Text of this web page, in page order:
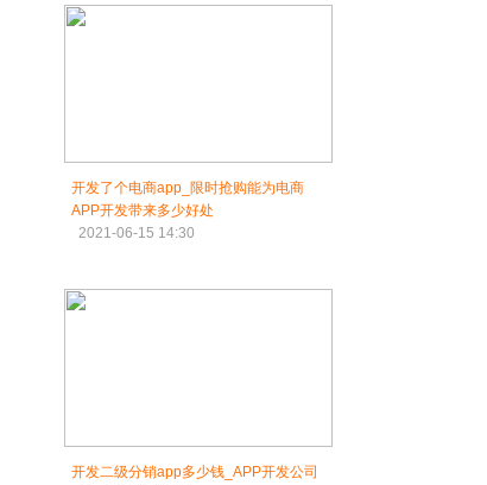
开发了个电商app_限时抢购能为电商
APP开发带来多少好处
2021-06-15 14:30
开发二级分销app多少钱_APP开发公司